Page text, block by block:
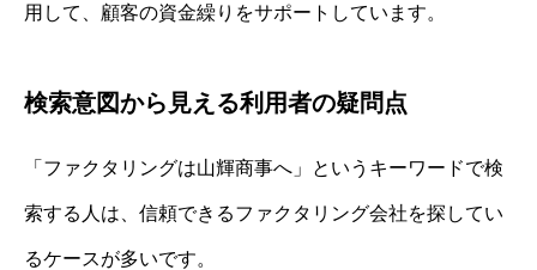
用して、顧客の資金繰りをサポートしています。
検索意図から見える利用者の疑問点
「ファクタリングは山輝商事へ」というキーワードで検
索する人は、信頼できるファクタリング会社を探してい
るケースが多いです。